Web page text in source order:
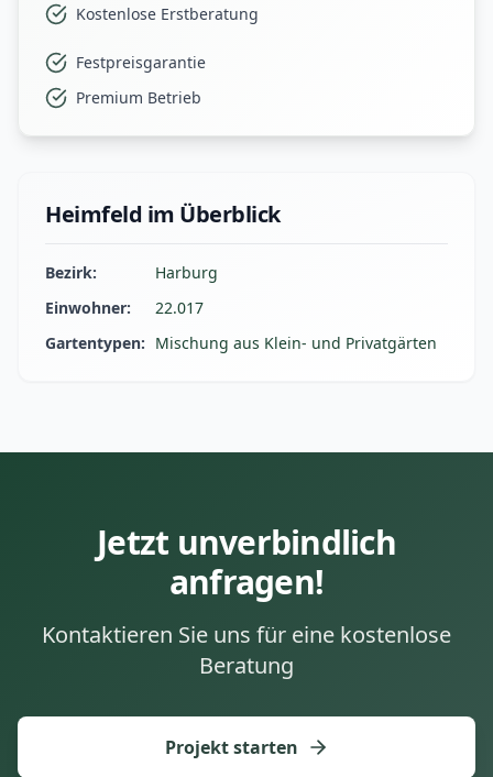
Kostenlose Erstberatung
Festpreisgarantie
Premium Betrieb
Heimfeld im Überblick
Bezirk:
Harburg
Einwohner:
22.017
Gartentypen: Mischung aus Klein- und Privatgärten
Jetzt unverbindlich
anfragen!
Kontaktieren Sie uns für eine kostenlose
Beratung
Projekt starten